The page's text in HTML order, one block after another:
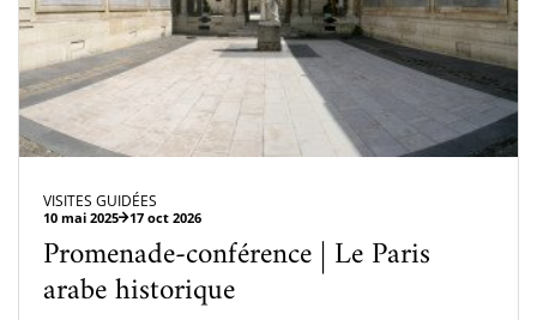
VISITES GUIDÉES
10 mai 2025 17 oct 2026
Promenade-conférence | Le Paris
arabe historique